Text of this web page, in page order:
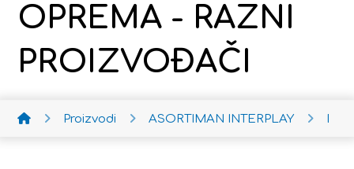
OPREMA - RAZNI
PROIZVOĐAČI
Proizvodi ASORTIMAN INTERPLAY